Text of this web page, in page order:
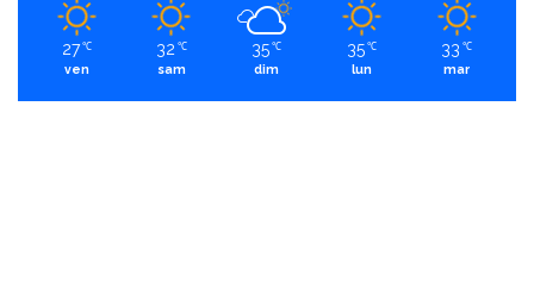
27 ℃
ven
32 ℃
sam
35 ℃
dim
35 ℃
lun
33 ℃
mar